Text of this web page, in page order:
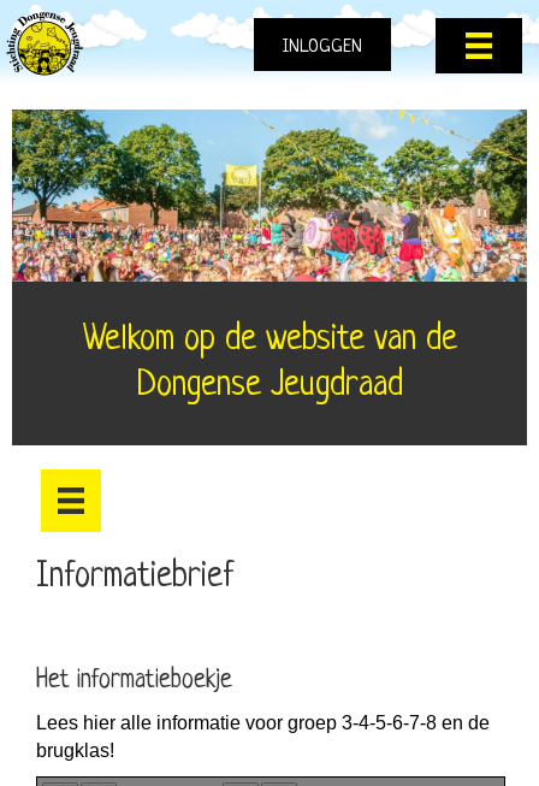
INLOGGEN
Welkom op de website van de
Dongense Jeugdraad
Informatiebrief
Het informatieboekje
Lees hier alle informatie voor groep 3-4-5-6-7-8 en de
brugklas!